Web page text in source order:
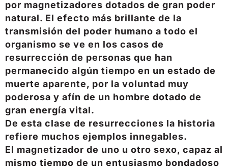
por magnetizadores dotados de gran poder
natural. El efecto más brillante de la
transmisión del poder humano a todo el
organismo se ve en los casos de
resurrección de personas que han
permanecido algún tiempo en un estado de
muerte aparente, por la voluntad muy
poderosa y afín de un hombre dotado de
gran energía vital.
De esta clase de resurrecciones la historia
refiere muchos ejemplos innegables.
El magnetizador de uno u otro sexo, capaz al
mismo tiempo de un entusiasmo bondadoso